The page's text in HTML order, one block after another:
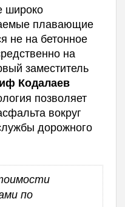
широко
плавающие
не на бетонное
на
заместитель
Кодалаев
позволяет
вокруг
дорожного
по